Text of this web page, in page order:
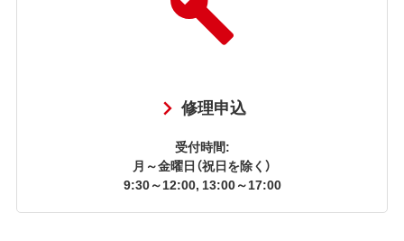
修理申込
受付時間:
月～金曜日（祝日を除く）
9:30～12:00, 13:00～17:00